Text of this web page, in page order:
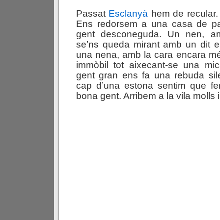
Passat Esclanyà hem de
Ens redorsem a una casa de
gent desconeguda. Un nen,
se’ns queda mirant amb un dit
una nena, amb la cara encara
immòbil tot aixecant-se una
gent gran ens fa una rebuda
cap d’una estona sentim que
bona gent. Arribem a la vila molls